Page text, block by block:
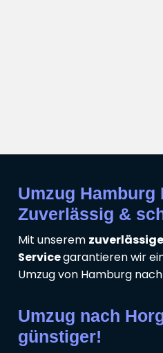
Umzug Hamburg
Zuverlässig &
Mit unserem
Servicegarantieren wir
Umzug von Hamburg
Umzug nach
günstiger!